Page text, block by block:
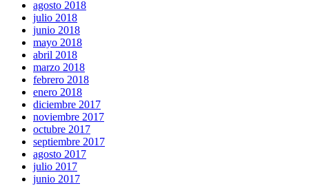
agosto 2018
julio 2018
junio 2018
mayo 2018
abril 2018
marzo 2018
febrero 2018
enero 2018
diciembre 2017
noviembre 2017
octubre 2017
septiembre 2017
agosto 2017
julio 2017
junio 2017